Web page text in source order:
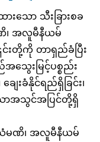
သော သီးခြားစခ
ဏိ၊ အလူမီနီယမ်
င်းတို့ကို တာရှည်ခံပြီး
ေးမြင့်ပစ္စည်း
ျေးခံနိုင်ရည်ရှိခြင်း၊
ောအသွင်အပြင်တို့ရှိ
သံမဏိ၊ အလူမီနီယမ်